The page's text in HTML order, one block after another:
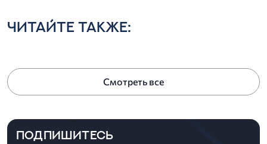
ЧИТАЙТЕ ТАКЖЕ:
Смотреть все
ПОДПИШИТЕСЬ